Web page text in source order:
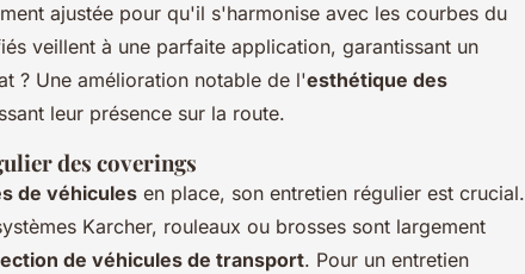
ajustée pour qu'il s'harmonise avec les courbes du
veillent à une parfaite application, garantissant un
? Une amélioration notable de l'esthétique des
leur présence sur la route.
des coverings
de véhicules en place, son entretien régulier est crucial.
Karcher, rouleaux ou brosses sont largement
de véhicules de transport. Pour un entretien